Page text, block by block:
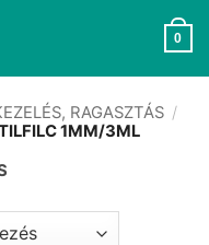
0
RAGASZTÁS /
1MM/3ML